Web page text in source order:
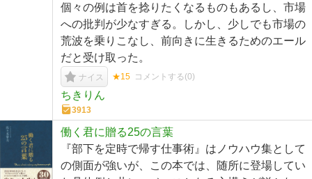
個々の例は首を捻りたくなるものもあるし、市場
への批判が少なすぎる。しかし、少しでも市場の
荒波を乗りこなし、前向きに生きるためのエール
だと受け取った。
ナイス ★15 コメントする(0)
ちきりん
3913
働く君に贈る25の言葉
『部下を定時で帰す仕事術』はノウハウ集として
の側面が強いが、この本では、随所に登場してい